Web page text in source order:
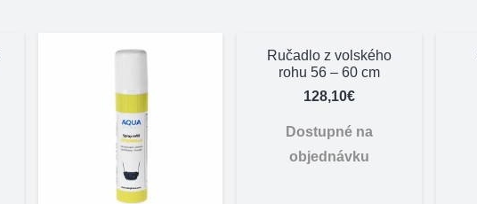
Ručadlo z volského
rohu 56 – 60 cm
128,10€
Dostupné na
objednávku